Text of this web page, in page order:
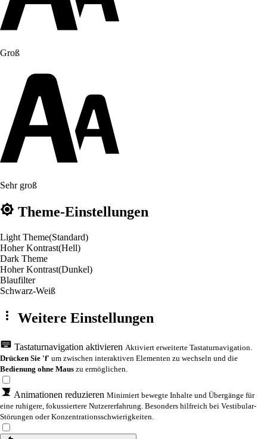
Groß
Sehr groß
Theme-Einstellungen
Light Theme(Standard)
Hoher Kontrast(Hell)
Dark Theme
Hoher Kontrast(Dunkel)
Blaufilter
Schwarz-Weiß
Weitere Einstellungen
Tastaturnavigation aktivieren Aktiviert erweiterte Tastaturnavigation.
Drücken Sie 'f' um zwischen interaktiven Elementen zu wechseln und die
Bedienung ohne Maus zu ermöglichen.
Animationen reduzieren Minimiert bewegte Inhalte und Übergänge für
eine ruhigere, fokussiertere Nutzererfahrung. Besonders hilfreich bei Vestibular-
Störungen oder Konzentrationsschwierigkeiten.